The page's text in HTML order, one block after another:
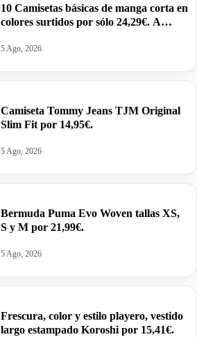
10 Camisetas básicas de manga corta en
colores surtidos por sólo 24,29€. A
5 Ago, 2026
Camiseta Tommy Jeans TJM Original
Slim Fit por 14,95€.
5 Ago, 2026
Bermuda Puma Evo Woven tallas XS,
S y M por 21,99€.
5 Ago, 2026
Frescura, color y estilo playero, vestido
largo estampado Koroshi por 15,41€.